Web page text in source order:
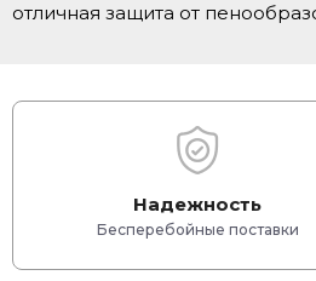
отличная защита от
Надежность
Бесперебойные поставки